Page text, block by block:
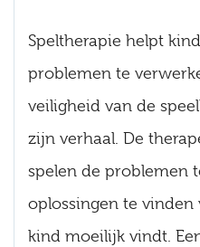
Speltherapie helpt
problemen te
veiligheid van de
zijn verhaal. De
spelen de problemen
oplossingen te
kind moeilijk vindt.